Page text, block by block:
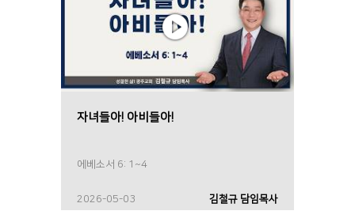
자녀들아! 아비들아!
에베소서 6: 1~4
2026-05-03 김철규 담임목사